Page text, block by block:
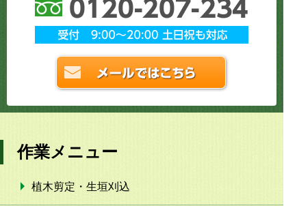
作業メニュー
植木剪定・生垣刈込